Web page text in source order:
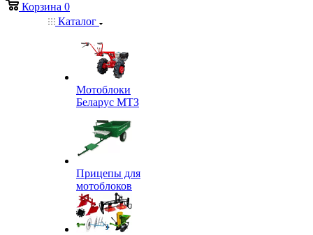
Корзина 0
Каталог
Мотоблоки
Беларус МТЗ
Прицепы для
мотоблоков